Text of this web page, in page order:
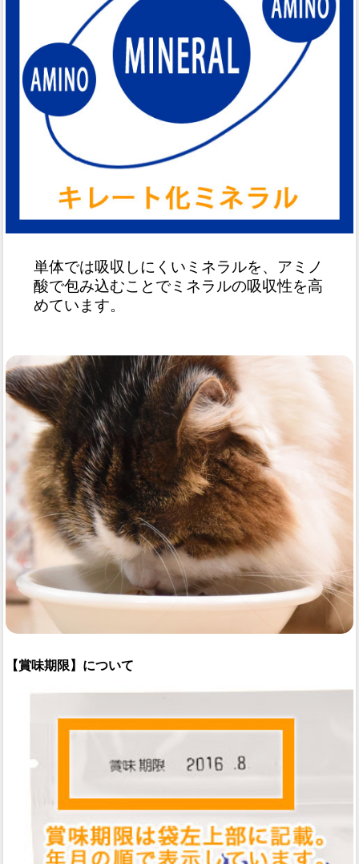
単体では吸収しにくいミネラルを、アミノ
酸で包み込むことでミネラルの吸収性を高
めています。
【賞味期限】について